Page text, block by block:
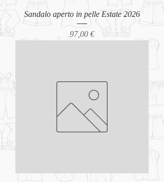
Sandalo aperto in pelle Estate 2026
Prezzo
97,00 €